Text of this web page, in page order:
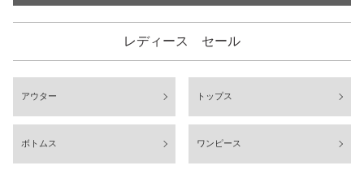
レディース セール
アウター トップス
ボトムス ワンピース